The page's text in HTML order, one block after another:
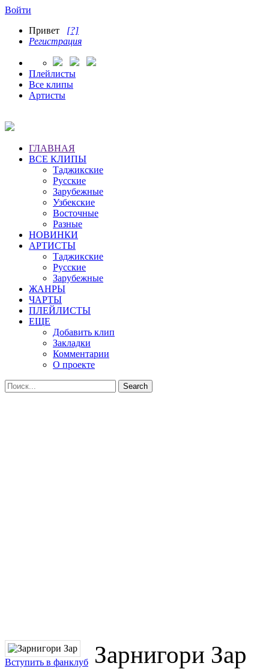
Войти
Привет [?]
Регистрация
Плейлисты
Все клипы
Артисты
ГЛАВНАЯ
ВСЕ КЛИПЫ
Таджикские
Русские
Зарубежные
Узбекские
Восточные
Разные
НОВИНКИ
АРТИСТЫ
Таджикские
Русские
Зарубежные
ЖАНРЫ
ЧАРТЫ
ПЛЕЙЛИСТЫ
ЕЩЕ
Добавить клип
Закладки
Комментарии
О проекте
Вступить в фанклуб Зарнигори Зар